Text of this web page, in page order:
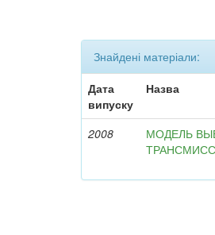
Знайдені матеріали:
Дата
випуску
Назва
2008
МОДЕЛЬ